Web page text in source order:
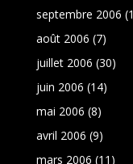
septembre 2006
août 2006 (7)
juillet 2006 (30)
juin 2006 (14)
mai 2006 (8)
avril 2006 (9)
mars 2006 (11)